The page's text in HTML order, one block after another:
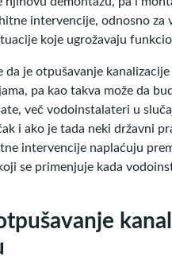
intervencije, odnosno
koje ugrožavaju
je otpušavanje
pa kao takva može da
več vodoinstalateri u
i ako je tada neki državni
intervencije naplaćuju
se primenjuje kada